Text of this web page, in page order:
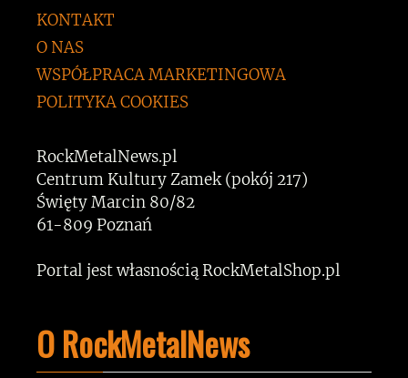
KONTAKT
O NAS
WSPÓŁPRACA MARKETINGOWA
POLITYKA COOKIES
RockMetalNews.pl
Centrum Kultury Zamek (pokój 217)
Święty Marcin 80/82
61-809 Poznań
Portal jest własnością RockMetalShop.pl
O RockMetalNews